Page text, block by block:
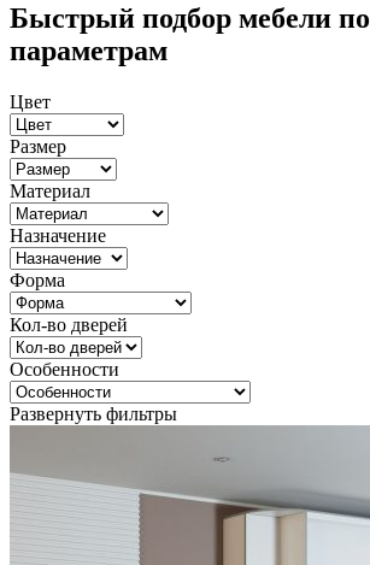
Быстрый подбор мебели по
параметрам
Цвет
Размер
Материал
Назначение
Форма
Кол-во дверей
Особенности
Развернуть фильтры